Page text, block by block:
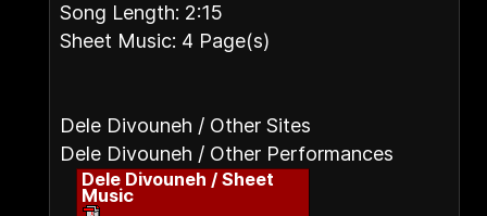
Song Length: 2:15
Sheet Music: 4 Page(s)
Dele Divouneh / Other Sites
Dele Divouneh / Other Performances
Dele Divouneh / Sheet
Music